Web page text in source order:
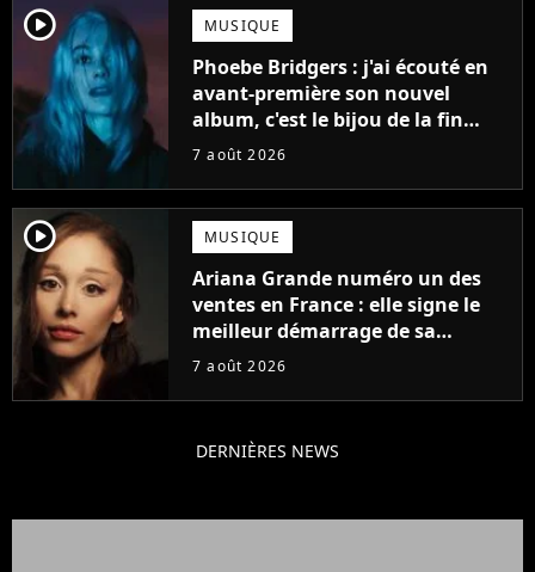
player2 MUSIQUE
Phoebe Bridgers : j'ai écouté en
avant-première son nouvel
album, c'est le bijou de la fin
d'été
7 août 2026
player2 MUSIQUE
Ariana Grande numéro un des
ventes en France : elle signe le
meilleur démarrage de sa
carrière avec son album Petal
7 août 2026
DERNIÈRES NEWS